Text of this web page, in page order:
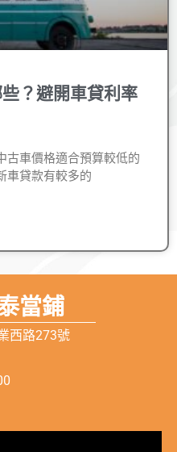
？避開車貸利率
古車價格適合預算較低的
車貸款有較多的
當鋪
西路273號